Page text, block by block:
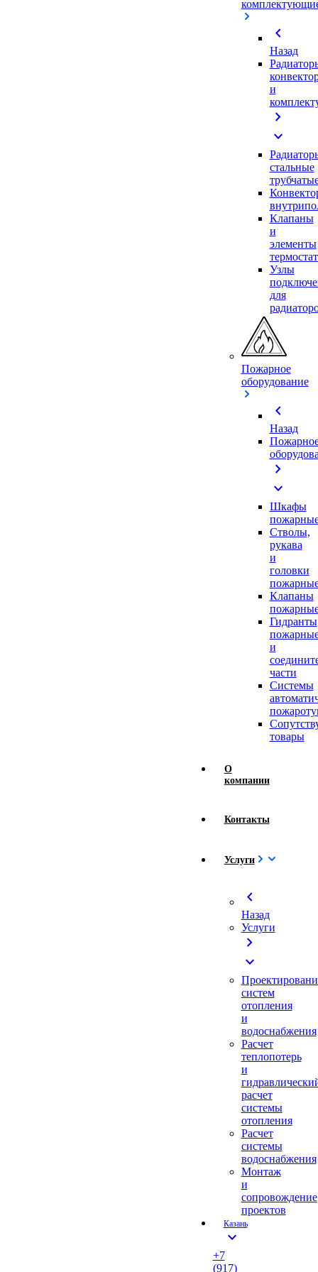
chevron_left
Назад
и
chevron_right
expand_more
стальные
Клапаны
и
элементы
Узлы
для
Пожарное
оборудование
chevron_left
Назад
chevron_right
expand_more
Шкафы
Стволы,
рукава
и
головки
Клапаны
Гидранты
и
части
Системы
товары
О
компании
Контакты
Услуги
chevron_left
Назад
Услуги
chevron_right
expand_more
систем
отопления
и
водоснабжения
Расчет
теплопотерь
и
расчет
системы
отопления
Расчет
системы
водоснабжения
Монтаж
и
сопровождение
проектов
Казань
expand_more
+7
(917)